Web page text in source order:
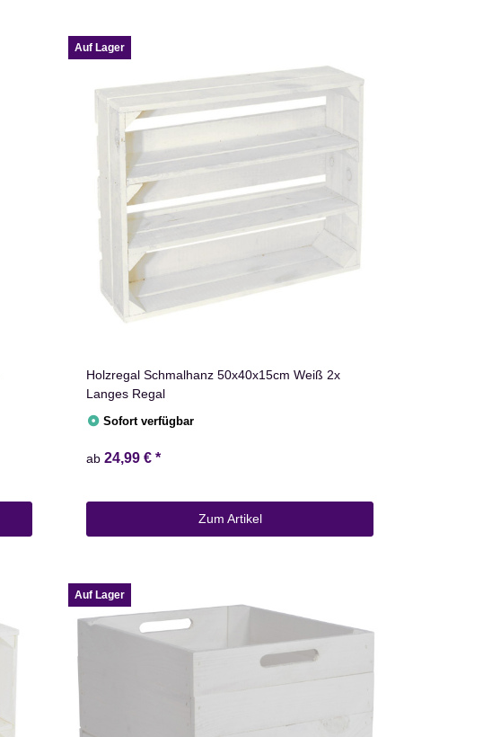
Auf Lager
Holzregal Schmalhanz 50x40x15cm Weiß 2x
Langes Regal
Sofort verfügbar
ab 24,99 € *
Zum Artikel
Auf Lager